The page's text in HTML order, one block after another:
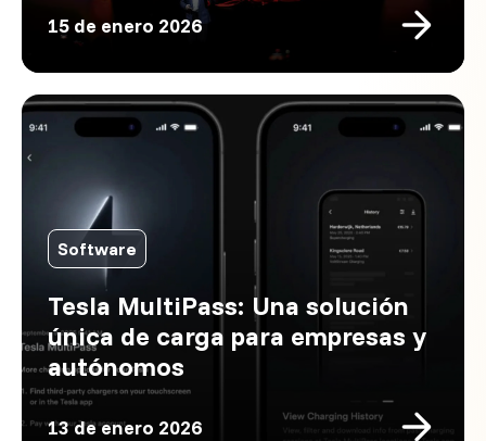
15 de enero 2026
Software
Tesla MultiPass: Una solución
única de carga para empresas y
autónomos
13 de enero 2026